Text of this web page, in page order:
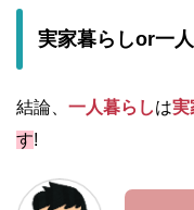
実家暮らしor一
結論、 一人暮らしは実
す!